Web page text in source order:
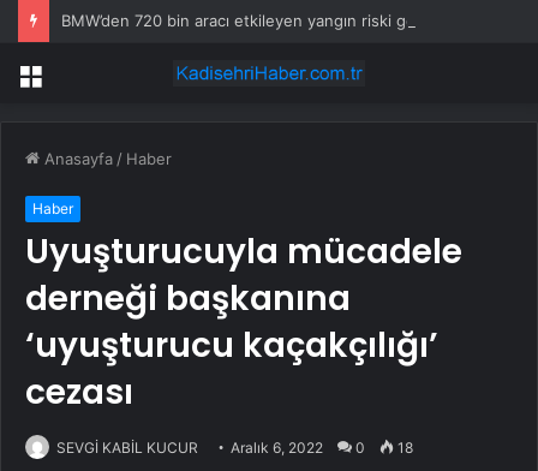
BMW’den 720 bin aracı etkileyen yangın riski geri çağrısı
Menü
Anasayfa / Haber
Haber
Uyuşturucuyla mücadele
derneği başkanına
‘uyuşturucu kaçakçılığı’
cezası
SEVGİ KABİL KUCUR Aralık 6, 2022 0 18